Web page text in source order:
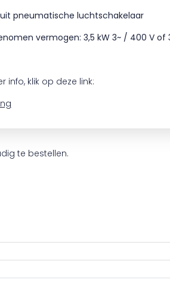
pneumatische luchtschakelaar
vermogen: 3,5 kW 3~ / 400 V of
info, klik op deze link:
te bestellen.